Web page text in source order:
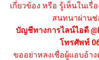
เกี่ยวข้อง หรือ รู้เห็นในเ
สนทนาผ่านช่
บัญชีทางการไลน์ไอดี
โทรศัพท์
ขออย่าหลงเชื่อผู้แอบอ้า